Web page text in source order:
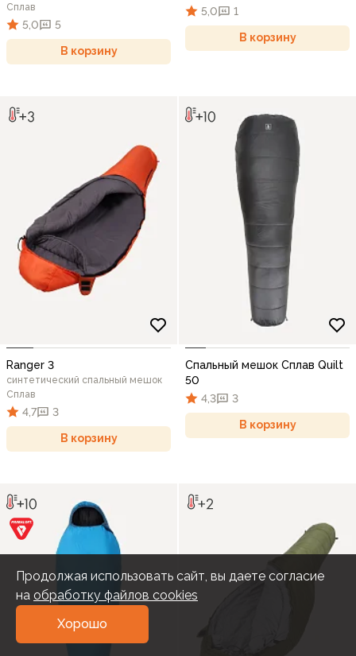
Сплав
5,0 5
В корзину
5,0
1
В корзину
Ranger 3
синтетический спальный мешок
Сплав
4,7 3
В корзину
Спальный мешок Сплав Quilt
50
4,3
3
В корзину
Продолжая использовать сайт, вы даете согласие
на обработку файлов cookies
Хорошо